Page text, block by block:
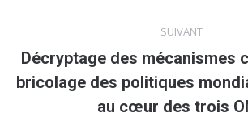
SUIVANT
Article
suivant
Décryptage des mécanismes
bricolage des politiques
au cœur des trois